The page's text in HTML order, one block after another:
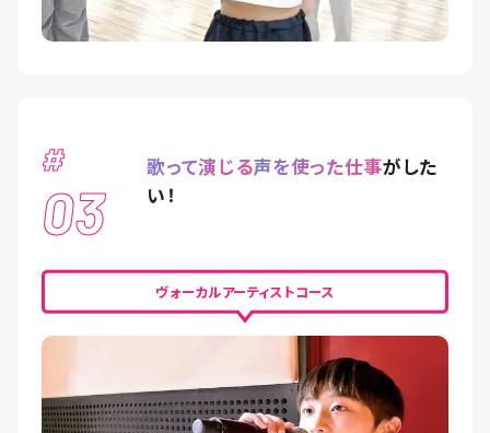
#
03
歌って演じる声を使った仕事がした
い！
ヴォーカルアーティストコース